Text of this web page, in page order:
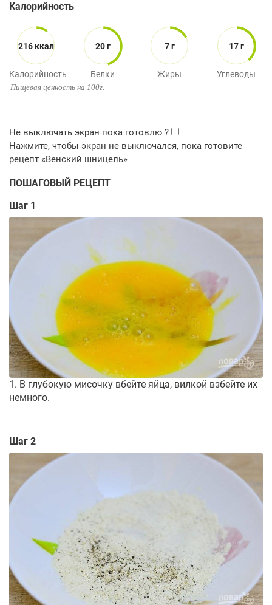
Калорийность
216 ккал
Калорийность
20 г
Белки
7 г
Жиры
17 г
Углеводы
Пищевая ценность на 100г.
ПОШАГОВЫЙ РЕЦЕПТ
Шаг 1
1. В глубокую мисочку вбейте яйца, вилкой взбейте их
немного.
Шаг 2